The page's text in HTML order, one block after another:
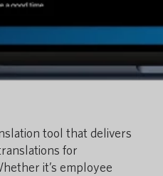
tool that delivers
for
it’s employee